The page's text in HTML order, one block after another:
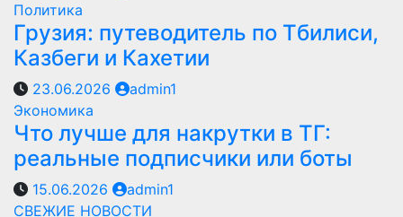
Политика
Грузия: путеводитель по Тбилиси,
Казбеги и Кахетии
23.06.2026
admin1
Экономика
Что лучше для накрутки в ТГ:
реальные подписчики или боты
15.06.2026
admin1
СВЕЖИЕ НОВОСТИ